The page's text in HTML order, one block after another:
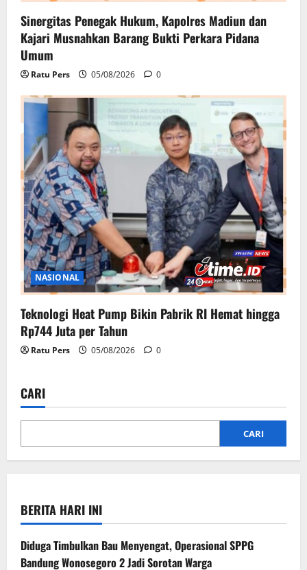
Sinergitas Penegak Hukum, Kapolres Madiun dan
Kajari Musnahkan Barang Bukti Perkara Pidana
Umum
Ratu Pers 05/08/2026 0
NASIONAL
Teknologi Heat Pump Bikin Pabrik RI Hemat hingga
Rp744 Juta per Tahun
Ratu Pers 05/08/2026 0
CARI
CARI
BERITA HARI INI
Diduga Timbulkan Bau Menyengat, Operasional SPPG
Bandung Wonosegoro 2 Jadi Sorotan Warga